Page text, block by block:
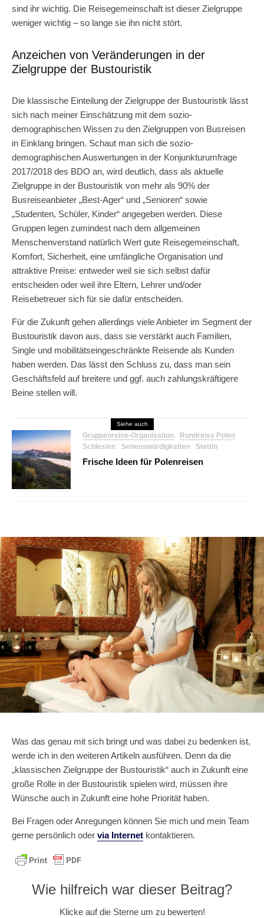
sind ihr wichtig. Die Reisegemeinschaft ist dieser Zielgruppe
weniger wichtig – so lange sie ihn nicht stört.
Anzeichen von Veränderungen in der
Zielgruppe der Bustouristik
Die klassische Einteilung der Zielgruppe der Bustouristik lässt
sich nach meiner Einschätzung mit dem sozio-
demographischen Wissen zu den Zielgruppen von Busreisen
in Einklang bringen. Schaut man sich die sozio-
demographischen Auswertungen in der Konjunkturumfrage
2017/2018 des BDO an, wird deutlich, dass als aktuelle
Zielgruppe in der Bustouristik von mehr als 90% der
Busreiseanbieter „Best-Ager“ und „Senioren“ sowie
„Studenten, Schüler, Kinder“ angegeben werden. Diese
Gruppen legen zumindest nach dem allgemeinen
Menschenverstand natürlich Wert gute Reisegemeinschaft,
Komfort, Sicherheit, eine umfängliche Organisation und
attraktive Preise: entweder weil sie sich selbst dafür
entscheiden oder weil ihre Eltern, Lehrer und/oder
Reisebetreuer sich für sie dafür entscheiden.
Für die Zukunft gehen allerdings viele Anbieter im Segment der
Bustouristik davon aus, dass sie verstärkt auch Familien,
Single und mobilitätseingeschränkte Reisende als Kunden
haben werden. Das lässt den Schluss zu, dass man sein
Geschäftsfeld auf breitere und ggf. auch zahlungskräftigere
Beine stellen will.
Siehe auch
Gruppenreise-Organisation
Rundreise Polen
Schlesien
Sehenswürdigkeiten Stettin
Frische Ideen für Polenreisen
Was das genau mit sich bringt und was dabei zu bedenken ist,
werde ich in den weiteren Artikeln ausführen. Denn da die
„klassischen Zielgruppe der Bustouristik“ auch in Zukunft eine
große Rolle in der Bustouristik spielen wird, müssen ihre
Wünsche auch in Zukunft eine hohe Priorität haben.
Bei Fragen oder Anregungen können Sie mich und mein Team
gerne persönlich oder via Internet kontaktieren.
Wie hilfreich war dieser Beitrag?
Klicke auf die Sterne um zu bewerten!